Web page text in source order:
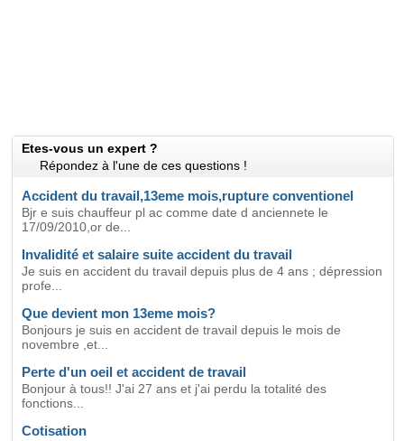
Etes-vous un expert ?
Répondez à l'une de ces questions !
Accident du travail,13eme mois,rupture conventionel
Bjr e suis chauffeur pl ac comme date d anciennete le
17/09/2010,or de...
Invalidité et salaire suite accident du travail
Je suis en accident du travail depuis plus de 4 ans ; dépression
profe...
Que devient mon 13eme mois?
Bonjours je suis en accident de travail depuis le mois de
novembre ,et...
Perte d'un oeil et accident de travail
Bonjour à tous!! J'ai 27 ans et j'ai perdu la totalité des
fonctions...
Cotisation